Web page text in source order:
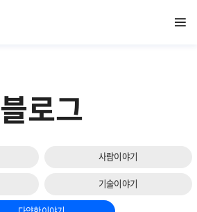
열기
블로그
사람이야기
기술이야기